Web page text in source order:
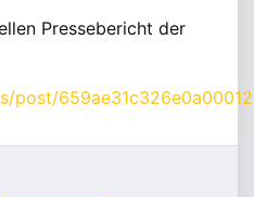
Pressebericht der
post/